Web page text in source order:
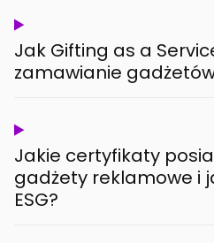
Jak Gifting as a
zamawianie
Jakie certyfikaty
gadżety reklamowe i
ESG?